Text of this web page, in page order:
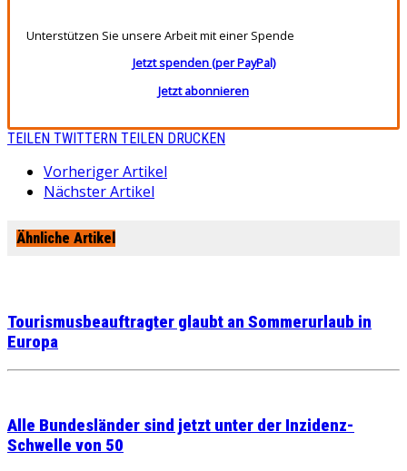
Unterstützen Sie unsere Arbeit mit einer Spende
Jetzt spenden (per PayPal)
Jetzt abonnieren
TEILEN TWITTERN TEILEN DRUCKEN
Vorheriger Artikel
Nächster Artikel
Ähnliche Artikel
Tourismusbeauftragter glaubt an Sommerurlaub in
Europa
Alle Bundesländer sind jetzt unter der Inzidenz-
Schwelle von 50